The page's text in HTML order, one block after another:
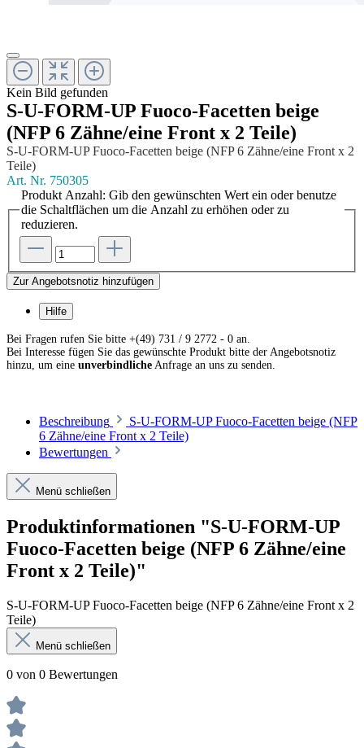
Kein Bild gefunden
S-U-FORM-UP Fuoco-Facetten beige
(NFP 6 Zähne/eine Front x 2 Teile)
S-U-FORM-UP Fuoco-Facetten beige (NFP 6 Zähne/eine Front x 2
Teile)
Art. Nr. 750305
Produkt Anzahl: Gib den gewünschten Wert ein oder benutze
die Schaltflächen um die Anzahl zu erhöhen oder zu
reduzieren.
Zur Angebotsnotiz hinzufügen
Hilfe
Bei Fragen rufen Sie bitte +(49) 731 / 9 2772 - 0 an.
Bei Interesse fügen Sie das gewünschte Produkt bitte der Angebotsnotiz
hinzu, um eine unverbindliche Anfrage an uns zu senden.
Beschreibung
S-U-FORM-UP Fuoco-Facetten beige (NFP
6 Zähne/eine Front x 2 Teile)
Bewertungen
Menü schließen
Produktinformationen "S-U-FORM-UP
Fuoco-Facetten beige (NFP 6 Zähne/eine
Front x 2 Teile)"
S-U-FORM-UP Fuoco-Facetten beige (NFP 6 Zähne/eine Front x 2
Teile)
Menü schließen
0 von 0 Bewertungen